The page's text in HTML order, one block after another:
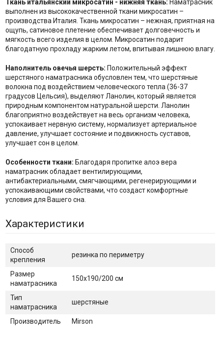
Ткань итальянский микросатин - нижняя ткань: Наматрасник
выполнен из высококачественной ткани микросатин –
производства Италия. Ткань микросатин – нежная, приятная на
ощупь, сатиновое плетение обеспечивает долговечность и
мягкость всего изделия в целом. Микросатин подарит
благодатную прохладу жарким летом, впитывая лишнюю влагу.
Наполнитель овечья шерсть: Положительный эффект
шерстяного наматрасника обусловлен тем, что шерстяные
волокна под воздействием человеческого тепла (36-37
градусов Цельсия), выделяют Ланолин, который является
природным компонентом натуральной шерсти. Ланолин
благоприятно воздействует на весь организм человека,
успокаивает нервную систему, нормализует артериальное
давление, улучшает состояние и подвижность суставов,
улучшает сон в целом.
Особенности ткани: Благодаря пропитке алоэ вера
наматрасник обладает вентилирующими,
антибактериальными, смягчающими, регенерирующими и
успокаивающими свойствами, что создаст комфортные
условия для Вашего сна.
Характеристики
Способ
крепления
резинка по периметру
Размер
наматрасника
150х190/200 см
Тип
наматрасника
шерстяные
Производитель Mirson